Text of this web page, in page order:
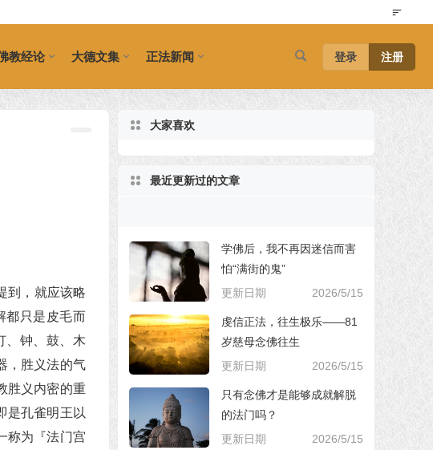
教经论 大德文集 正法新闻 登录 注册
到，就应该略
都只是皮毛而
、钟、鼓、木
，胜义法的气
胜义内密的重
是孔雀明王以
称为『法门宫
大家喜欢
最近更新过的文章
学佛后，我不再因迷信而害
怕“满街的鬼”
更新日期
2026/5/15
虔信正法，往生极乐——81
岁慈母念佛往生
更新日期
2026/5/15
只有念佛才是能够成就解脱
的法门吗？
更新日期
2026/5/15